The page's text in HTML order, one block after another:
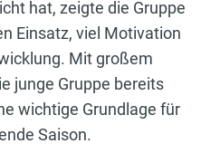
hat, zeigte die Gruppe
Einsatz, viel Motivation
Mit großem
junge Gruppe bereits
wichtige Grundlage für
Saison.